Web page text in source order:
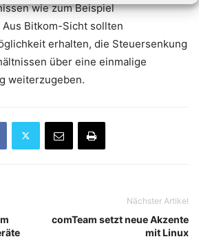
wie zum Beispiel
Bitkom-Sicht sollten
erhalten, die Steuersenkung
über eine einmalige
weiterzugeben.
Nächster Artikel
comTeam setzt neue Akzente
mit Linux